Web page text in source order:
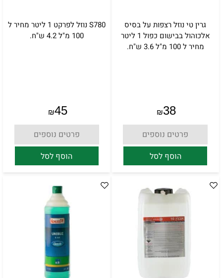
גרין טי נוזל רצפות על בסיס
אלכוהול בבישום כפול 1 ליטר
מחיר ל 100 מ"ל 3.6 ש"ח.
₪38
פרטים נוספים
הוסף לסל
S780 נוזל לפרקט 1 ליטר מחיר ל
100 מ"ל 4.2 ש"ח.
₪45
פרטים נוספים
הוסף לסל